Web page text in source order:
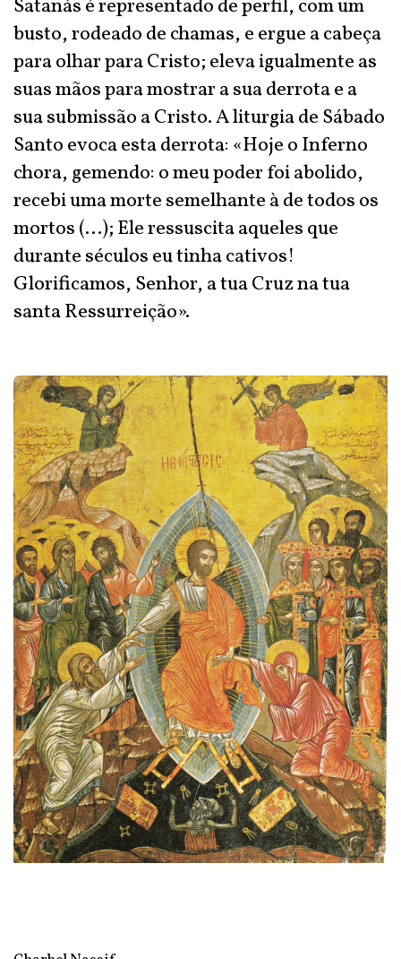
Satanás é representado de perfil, com um
busto, rodeado de chamas, e ergue a cabeça
para olhar para Cristo; eleva igualmente as
suas mãos para mostrar a sua derrota e a
sua submissão a Cristo. A liturgia de Sábado
Santo evoca esta derrota: «Hoje o Inferno
chora, gemendo: o meu poder foi abolido,
recebi uma morte semelhante à de todos os
mortos (…); Ele ressuscita aqueles que
durante séculos eu tinha cativos!
Glorificamos, Senhor, a tua Cruz na tua
santa Ressurreição».